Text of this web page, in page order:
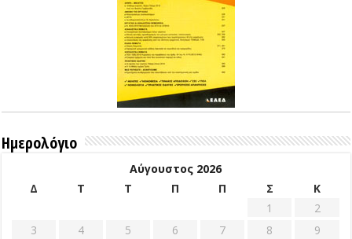
Ημερολόγιο
Αύγουστος 2026
Δ
Τ Τ Π Π Σ
Κ
1
2
3
4 5 6 7 8
9